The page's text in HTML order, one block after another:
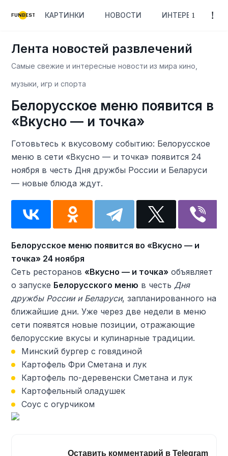
FUNBEST КАРТИНКИ НОВОСТИ ИНТЕРЕСНОЕ
Лента новостей развлечений
Самые свежие и интересные новости из мира кино,
музыки, игр и спорта
Белорусское меню появится в
«Вкусно — и точка»
Готовьтесь к вкусовому событию: Белорусское
меню в сети «Вкусно — и точка» появится 24
ноября в честь Дня дружбы России и Беларуси
— новые блюда ждут.
Белорусское меню появится во «Вкусно — и
точка» 24 ноября
Сеть ресторанов «Вкусно — и точка» объявляет
о запуске Белорусского меню в честь Дня
дружбы России и Беларуси, запланированного на
ближайшие дни. Уже через две недели в меню
сети появятся новые позиции, отражающие
белорусские вкусы и кулинарные традиции.
Минский бургер с говядиной
Картофель Фри Сметана и лук
Картофель по-деревенски Сметана и лук
Картофельный оладушек
Соус с огурчиком